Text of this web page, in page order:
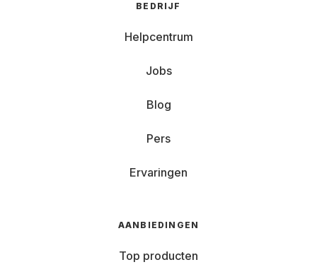
BEDRIJF
Helpcentrum
Jobs
Blog
Pers
Ervaringen
AANBIEDINGEN
Top producten